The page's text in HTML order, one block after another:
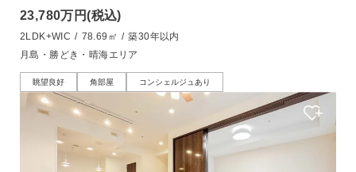
23,780万円(税込)
2LDK+WIC / 78.69㎡ / 築30年以内
月島・勝どき・晴海エリア
眺望良好 角部屋 コンシェルジュあり